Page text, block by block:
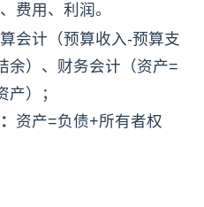
费用、利润。
会计（预算收入-预算支
余）、财务会计（资产=
产）；
资产=负债+所有者权